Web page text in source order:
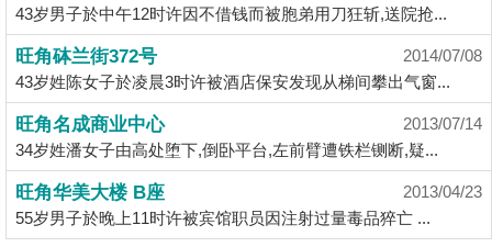
43岁男子於中午12时许因不借钱而被胞弟用刀狂斩,送院抢...
旺角砵兰街372号
2014/07/08
43岁姓陈女子於凌晨3时许被酒店保安发现从梯间攀出气窗...
旺角名成商业中心
2013/07/14
34岁姓潘女子由高处堕下,倒卧平台,左前臂遭铁栏铡断,疑...
旺角华美大楼 B座
2013/04/23
55岁男子於晚上11时许被宾馆职员因注射过量毒品猝亡 ...